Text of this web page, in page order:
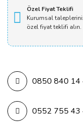
Özel Fiyat Teklifi
Kurumsal
özel fiyat teklifi alın.
0850 840 14
0552 755 43